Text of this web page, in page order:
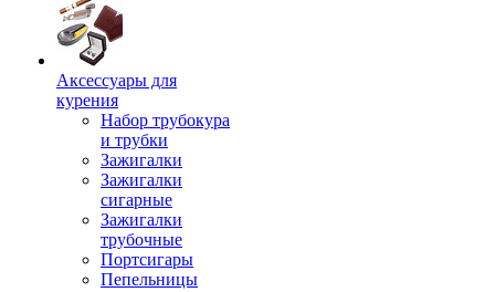
Аксессуары для
курения
Набор трубокура
и трубки
Зажигалки
Зажигалки
сигарные
Зажигалки
трубочные
Портсигары
Пепельницы